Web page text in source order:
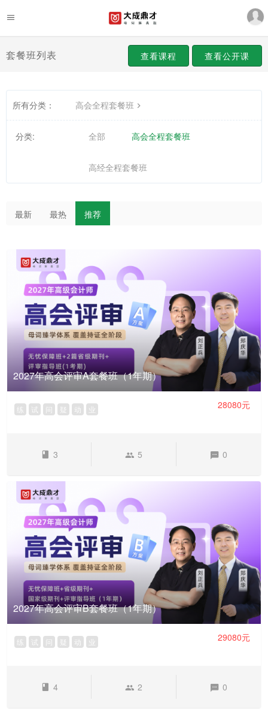
套餐班列表 查看课程 查看公开课
所有分类： 高会全程套餐班
分类: 全部 高会全程套餐班
高经全程套餐班
最新 最热 推荐
2027年高会评审A套餐班（1年期）
练 试 问 疑 动 业 28080元
3 5 0
2027年高会评审B套餐班（1年期）
练 试 问 疑 动 业 29080元
4 2 0